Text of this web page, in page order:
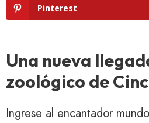
Pinterest
Una nueva
zoológico de
Ingrese al encantador